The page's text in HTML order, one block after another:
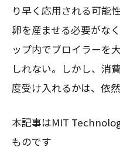
り早く応用される可能
卵を産ませる必要がな
ップ内でブロイラーを
しれない。しかし、消
度受け入れるかは、依
本記事はMIT
ものです